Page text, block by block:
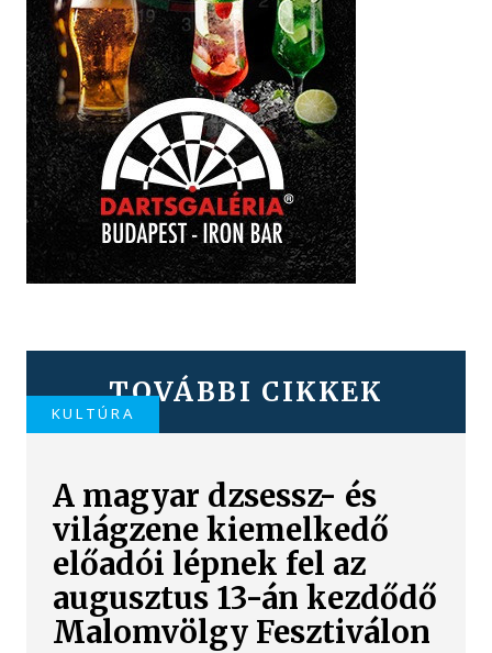
TOVÁBBI CIKKEK
KULTÚRA
A magyar dzsessz- és
világzene kiemelkedő
előadói lépnek fel az
augusztus 13-án kezdődő
Malomvölgy Fesztiválon